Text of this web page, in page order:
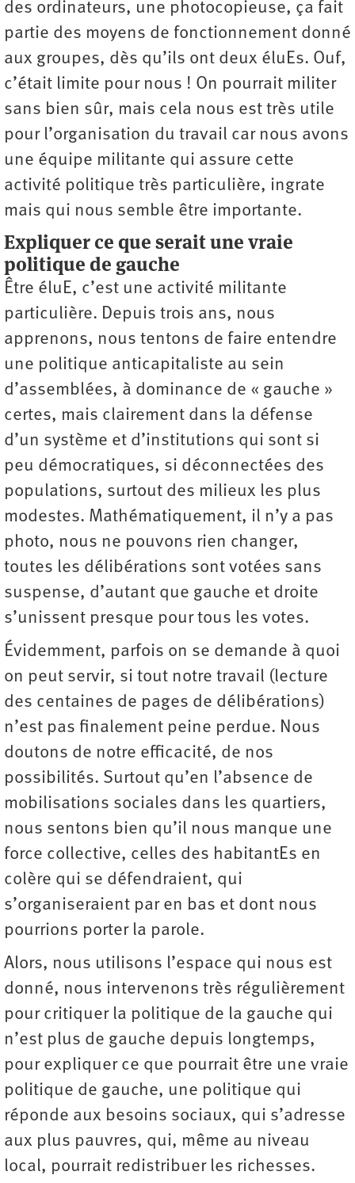
des ordinateurs, une photocopieuse, ça fait
partie des moyens de fonctionnement donné
aux groupes, dès qu’ils ont deux éluEs. Ouf,
c’était limite pour nous ! On pourrait militer
sans bien sûr, mais cela nous est très utile
pour l’organisation du travail car nous avons
une équipe militante qui assure cette
activité politique très particulière, ingrate
mais qui nous semble être importante.
Expliquer ce que serait une vraie
politique de gauche
Être éluE, c’est une activité militante
particulière. Depuis trois ans, nous
apprenons, nous tentons de faire entendre
une politique anticapitaliste au sein
d’assemblées, à dominance de « gauche »
certes, mais clairement dans la défense
d’un système et d’institutions qui sont si
peu démocratiques, si déconnectées des
populations, surtout des milieux les plus
modestes. Mathématiquement, il n’y a pas
photo, nous ne pouvons rien changer,
toutes les délibérations sont votées sans
suspense, d’autant que gauche et droite
s’unissent presque pour tous les votes.
Évidemment, parfois on se demande à quoi
on peut servir, si tout notre travail (lecture
des centaines de pages de délibérations)
n’est pas finalement peine perdue. Nous
doutons de notre efficacité, de nos
possibilités. Surtout qu’en l’absence de
mobilisations sociales dans les quartiers,
nous sentons bien qu’il nous manque une
force collective, celles des habitantEs en
colère qui se défendraient, qui
s’organiseraient par en bas et dont nous
pourrions porter la parole.
Alors, nous utilisons l’espace qui nous est
donné, nous intervenons très régulièrement
pour critiquer la politique de la gauche qui
n’est plus de gauche depuis longtemps,
pour expliquer ce que pourrait être une vraie
politique de gauche, une politique qui
réponde aux besoins sociaux, qui s’adresse
aux plus pauvres, qui, même au niveau
local, ­pourrait redistribuer les richesses.